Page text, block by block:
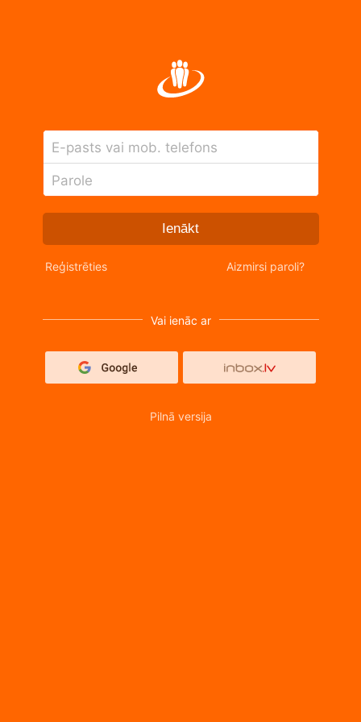
E-pasts vai mob. telefons
Parole
Ienākt
Reģistrēties Aizmirsi paroli?
Vai ienāc ar
Pilnā versija